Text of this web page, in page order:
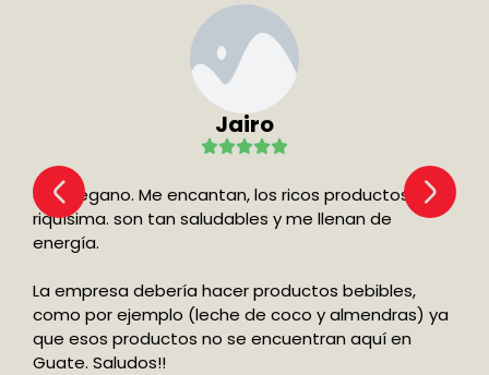
Jairo
Soy Vegano. Me encantan, los ricos productos de
riquísima. son tan saludables y me llenan de
energía.
La empresa debería hacer productos bebibles,
como por ejemplo (leche de coco y almendras) ya
que esos productos no se encuentran aquí en
Guate. Saludos!!